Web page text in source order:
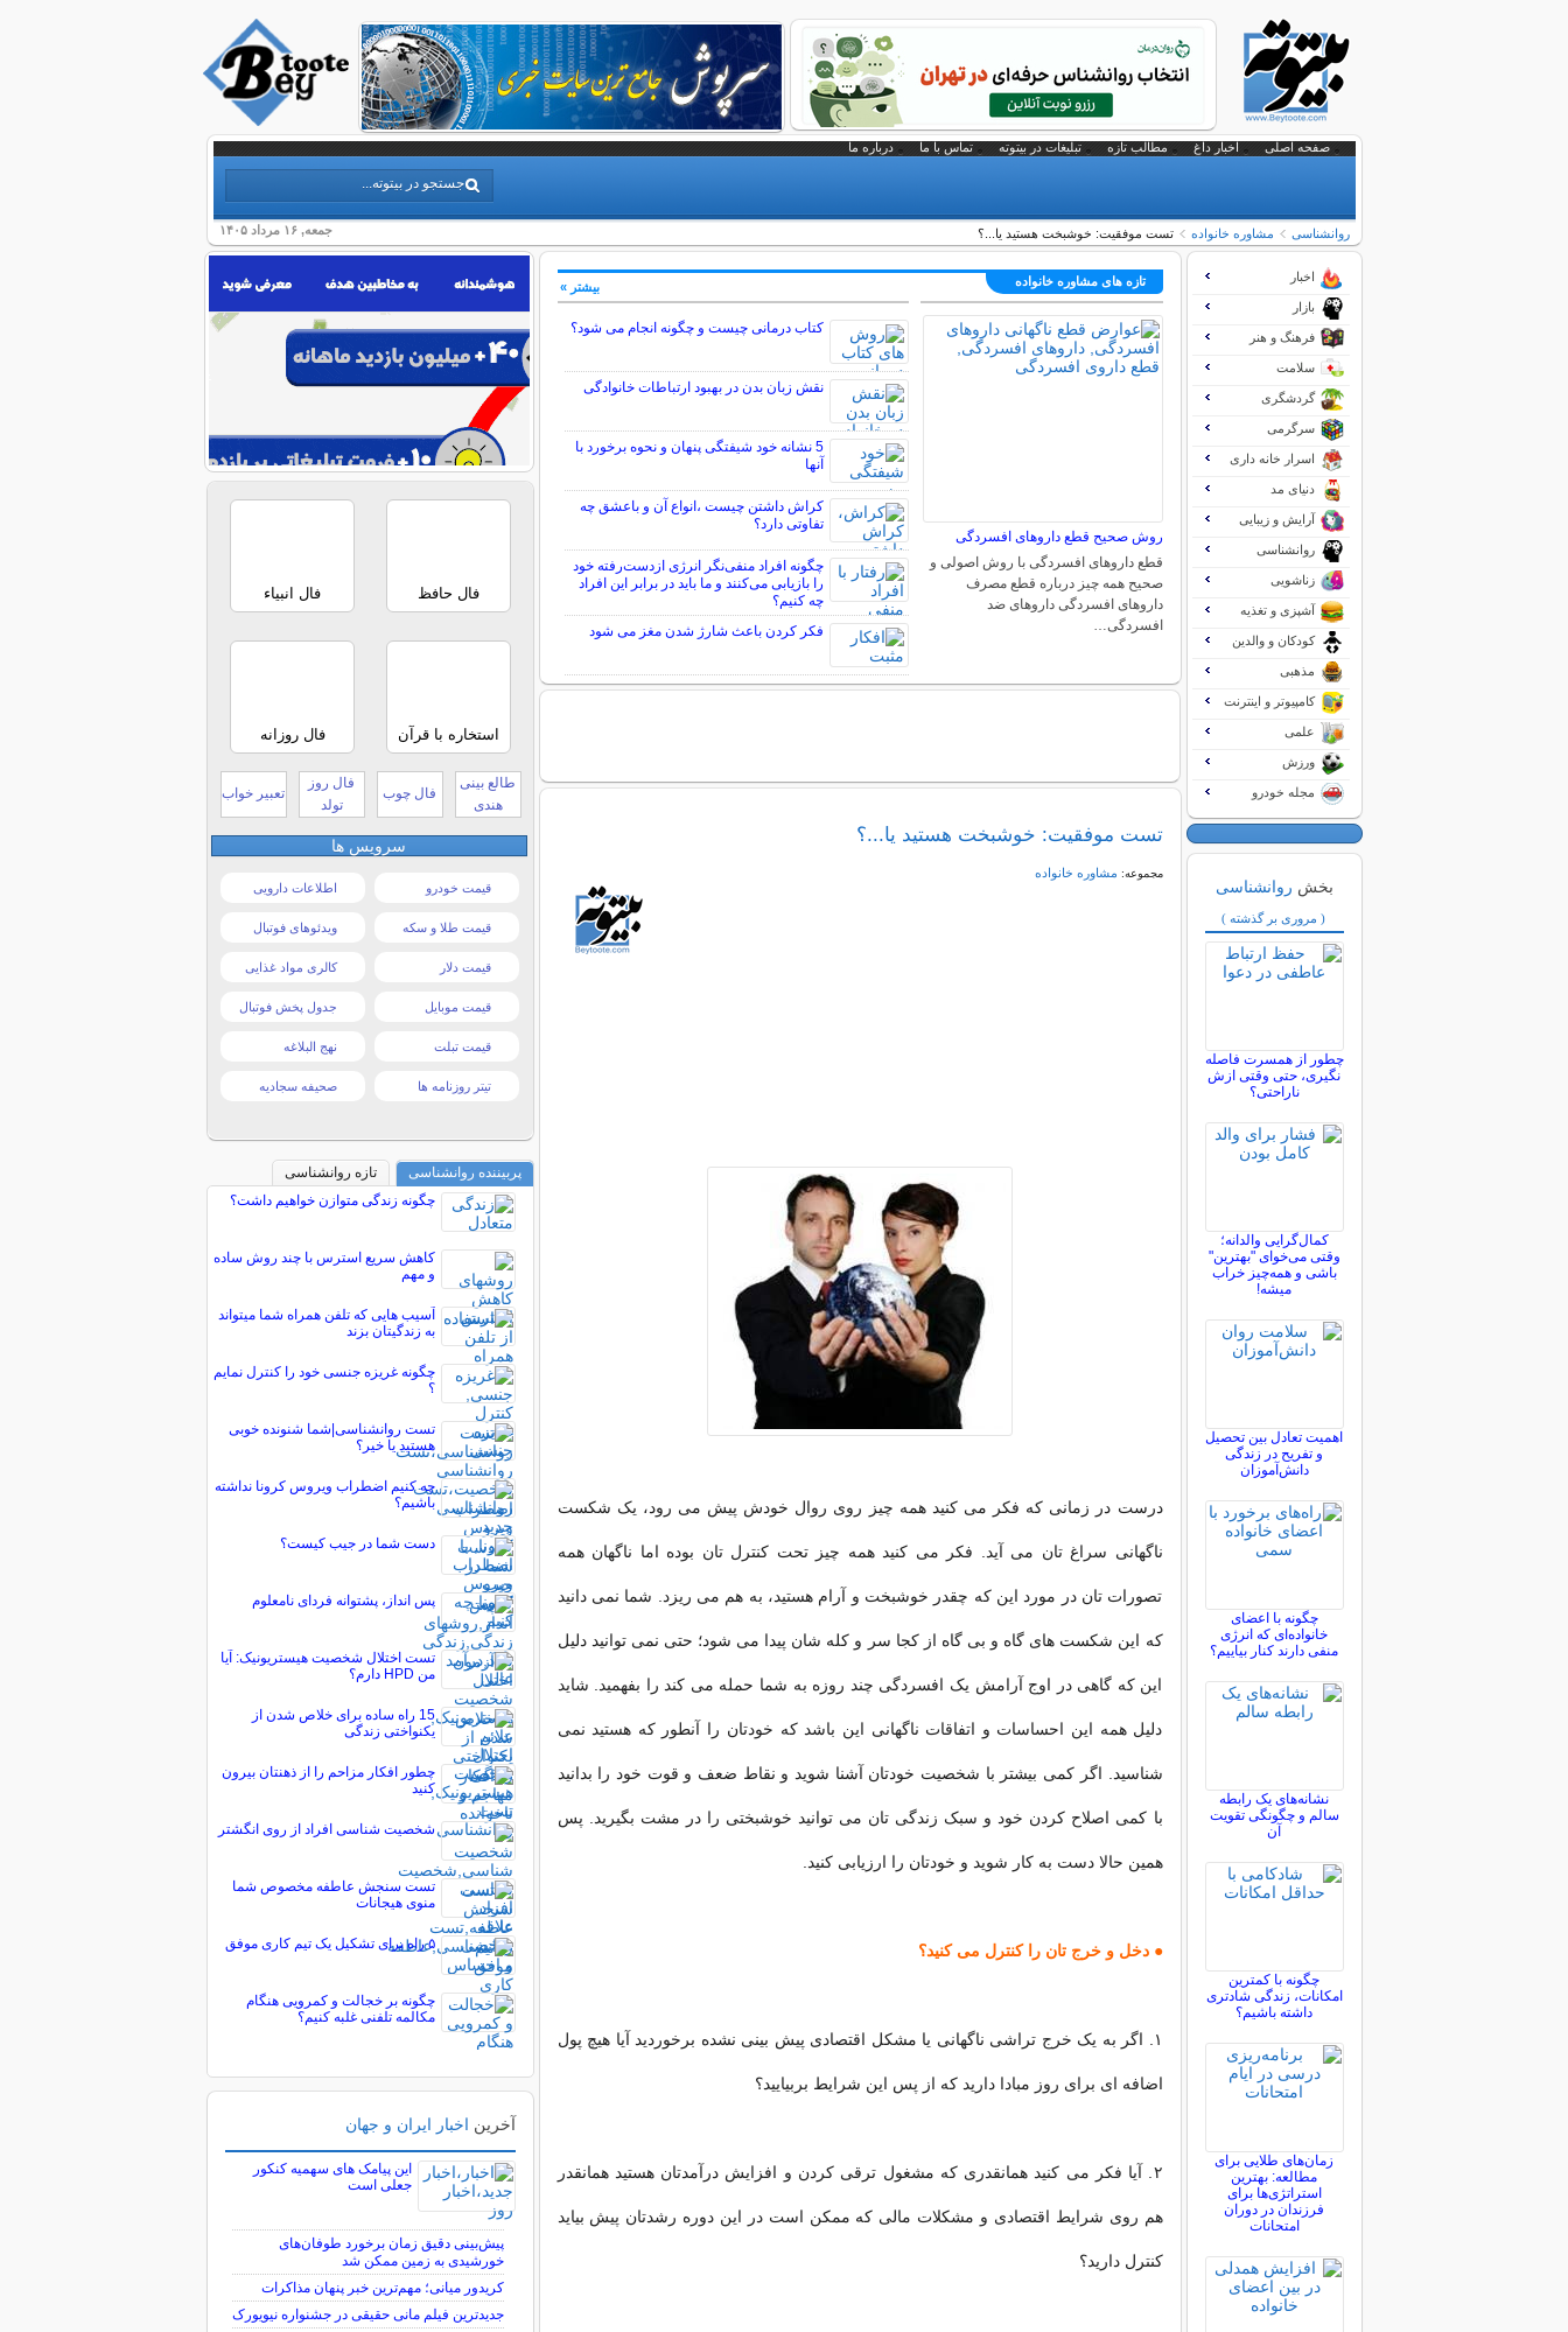
صفحه اصلی اخبار داغ مطالب تازه تبلیغات در بیتوته تماس با ما درباره ما
جمعه, ۱۶ مرداد ۱۴۰۵ روانشناسی مشاوره خانواده تست موفقیت: خوشبخت هستید یا...؟
تازه های مشاوره خانواده
روش صحیح قطع داروهای افسردگی
قطع داروهای افسردگی با روش اصولی و
صحیح همه چیز درباره قطع مصرف
داروهای افسردگی داروهای ضد
افسردگی…
کتاب درمانی چیست و چگونه انجام می شود؟
نقش زبان بدن در بهبود ارتباطات خانوادگی
5 نشانه خود شیفتگی پنهان و نحوه برخورد با
آنها
کراش داشتن چیست ،انواع آن و باعشق چه
تفاوتی دارد؟
چگونه افراد منفی‌نگر انرژی ازدست‌رفته خود
را بازیابی می‌کنند و ما باید در برابر این افراد
چه کنیم؟
فکر کردن باعث شارژ شدن مغز می شود
بیشتر »
تست موفقیت: خوشبخت هستید یا...؟
مجموعه: مشاوره خانواده
درست در زمانی که فکر می کنید همه چیز روی روال خودش پیش می رود، یک شکست
ناگهانی سراغ تان می آید. فکر می کنید همه چیز تحت کنترل تان بوده اما ناگهان همه
تصورات تان در مورد این که چقدر خوشبخت و آرام هستید، به هم می ریزد. شما نمی دانید
که این شکست های گاه و بی گاه از کجا سر و کله شان پیدا می شود؛ حتی نمی توانید دلیل
این که گاهی در اوج آرامش یک افسردگی چند روزه به شما حمله می کند را بفهمید. شاید
دلیل همه این احساسات و اتفاقات ناگهانی این باشد که خودتان را آنطور که هستید نمی
شناسید. اگر کمی بیشتر با شخصیت خودتان آشنا شوید و نقاط ضعف و قوت خود را بدانید
با کمی اصلاح کردن خود و سبک زندگی تان می توانید خوشبختی را در مشت بگیرید. پس
همین حالا دست به کار شوید و خودتان را ارزیابی کنید.
● دخل و خرج تان را کنترل می کنید؟
۱. اگر به یک خرج تراشی ناگهانی یا مشکل اقتصادی پیش بینی نشده برخوردید آیا هیچ پول
اضافه ای برای روز مبادا دارید که از پس این شرایط بربیایید؟
۲. آیا فکر می کنید همانقدری که مشغول ترقی کردن و افزایش درآمدتان هستید همانقدر
هم روی شرایط اقتصادی و مشکلات مالی که ممکن است در این دوره رشدتان پیش بیاید
کنترل دارید؟
اخبار
بازار
فرهنگ و هنر
سلامت
گردشگری
سرگرمی
اسرار خانه داری
دنیای مد
آرایش و زیبایی
روانشناسی
زناشویی
آشپزی و تغذیه
کودکان و والدین
مذهبی
کامپیوتر و اینترنت
علمی
ورزش
مجله خودرو
بخش روانشناسی
( مروری بر گذشته )
چطور از همسرت فاصله
نگيری، حتی وقتی ازش
ناراحتی؟
کمال‌گرایی والدانه؛
وقتی می‌خوای "بهترین"
باشی و همه‌چیز خراب
میشه!
اهمیت تعادل بین تحصیل
و تفریح در زندگی
دانش‌آموزان
چگونه با اعضای
خانواده‌ای که انرژی
منفی دارند کنار بیاییم؟
نشانه‌های یک رابطه
سالم و چگونگی تقویت
آن
چگونه با کمترین
امکانات، زندگی شادتری
داشته باشیم؟
زمان‌های طلایی برای
مطالعه: بهترین
استراتژی‌ها برای
فرزندان در دوران
امتحانات
فال حافظ فال انبیاء
استخاره با قرآن فال روزانه
طالع بینی
هندی
فال چوب
فال روز
تولد
تعبیر خواب
سرویس ها
قیمت خودرو اطلاعات دارویی
قیمت طلا و سکه ویدئوهای فوتبال
قیمت دلار کالری مواد غذایی
قیمت موبایل جدول پخش فوتبال
قیمت تبلت نهج البلاغه
تیتر روزنامه ها صحیفه سجادیه
پربیننده روانشناسی
تازه روانشناسی
چگونه زندگی متوازن خواهیم داشت؟
کاهش سریع استرس با چند روش ساده
و مهم
آسیب هایی که تلفن همراه شما میتواند
به زندگیتان بزند
چگونه غریزه جنسی خود را کنترل نمایم
؟
تست روانشناسی|شما شنونده خوبی
هستید یا خیر؟
چه کنیم اضطراب ویروس کرونا نداشته
باشیم؟
دست شما در جیب کیست؟
پس انداز، پشتوانه فردای نامعلوم
تست اختلال شخصیت هیستریونیک: آیا
من HPD دارم؟
15 راه ساده برای خلاص شدن از
یکنواختی زندگی
چطور افکار مزاحم را از ذهنتان بیرون
کنید
شخصیت شناسی افراد از روی انگشتر
تست سنجش عاطفه مخصوص شما
منوی هیجانات
۵ راه برای تشکیل یک تیم کاری موفق
چگونه بر خجالت و کمرویی هنگام
مکالمه تلفنی غلبه کنیم؟
آخرین اخبار ایران و جهان
این پیامک های سهمیه کنکور
جعلی است
پیش‌بینی دقیق زمان برخورد طوفان‌های
خورشیدی به زمین ممکن شد
کریدور میانی؛ مهم‌ترین خبر پنهان مذاکرات
جدیدترین فیلم مانی حقیقی در جشنواره نیویورک